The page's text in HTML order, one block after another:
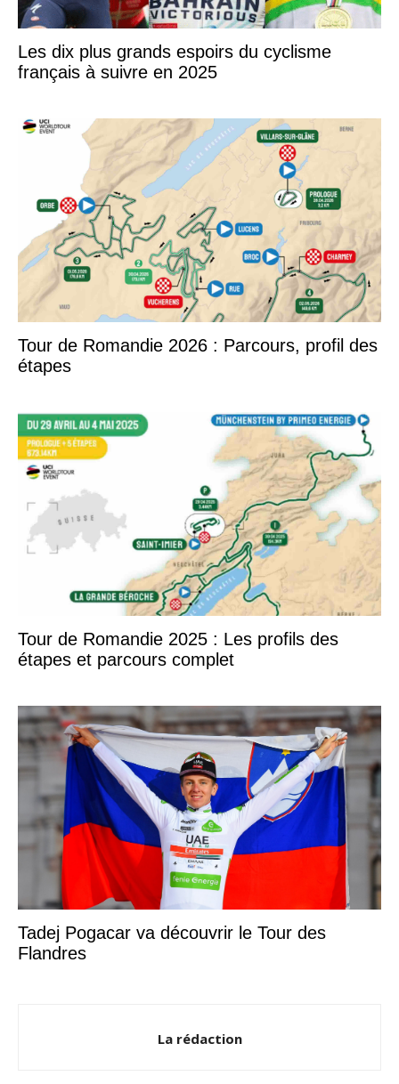
Les dix plus grands espoirs du cyclisme
français à suivre en 2025
Tour de Romandie 2026 : Parcours, profil des
étapes
Tour de Romandie 2025 : Les profils des
étapes et parcours complet
Tadej Pogacar va découvrir le Tour des
Flandres
La rédaction